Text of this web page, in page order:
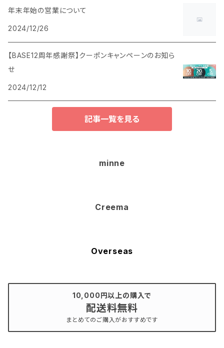
年末年始の営業について
2024/12/26
【BASE12周年感謝祭】クーポンキャンペーンのお知ら
せ
2024/12/12
記事一覧を見る
minne
Creema
Overseas
10,000円以上の購入で
配送料無料
まとめてのご購入がおすすめです